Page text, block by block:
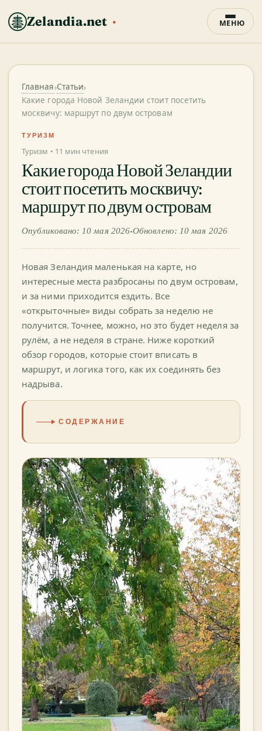
Zelandia.net МЕНЮ
Главная›Статьи›
Какие города Новой Зеландии стоит посетить
москвичу: маршрут по двум островам
ТУРИЗМ
Туризм • 11 мин чтения
Какие города Новой Зеландии
стоит посетить москвичу:
маршрут по двум островам
Опубликовано: 10 мая 2026•Обновлено: 10 мая 2026
Новая Зеландия маленькая на карте, но
интересные места разбросаны по двум островам,
и за ними приходится ездить. Все
«открыточные» виды собрать за неделю не
получится. Точнее, можно, но это будет неделя за
рулём, а не неделя в стране. Ниже короткий
обзор городов, которые стоит вписать в
маршрут, и логика того, как их соединять без
надрыва.
СОДЕРЖАНИЕ